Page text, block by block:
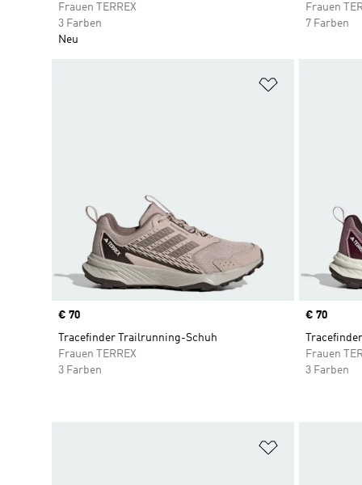
Frauen TERREX
3 Farben
Neu
Frauen
7 Farben
Price
€ 70
Tracefinder Trailrunning-Schuh
Frauen TERREX
3 Farben
Price
€ 70
Frauen
3 Farben